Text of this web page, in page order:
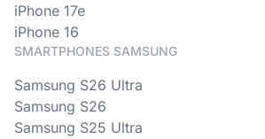
iPhone 17e
iPhone 16
SMARTPHONES SAMSUNG
Samsung S26 Ultra
Samsung S26
Samsung S25 Ultra